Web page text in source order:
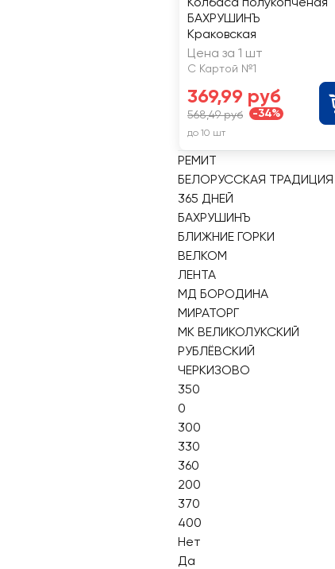
БАХРУШИНЪ
Краковская
Цена за 1 шт
С Картой №1
369,99 руб
568,49 руб -34%
до 10 шт
РЕМИТ
БЕЛОРУССКАЯ ТРАДИЦИЯ
365 ДНЕЙ
БАХРУШИНЪ
БЛИЖНИЕ ГОРКИ
ВЕЛКОМ
ЛЕНТА
МД БОРОДИНА
МИРАТОРГ
МК ВЕЛИКОЛУКСКИЙ
РУБЛЁВСКИЙ
ЧЕРКИЗОВО
350
0
300
330
360
200
370
400
Нет
Да